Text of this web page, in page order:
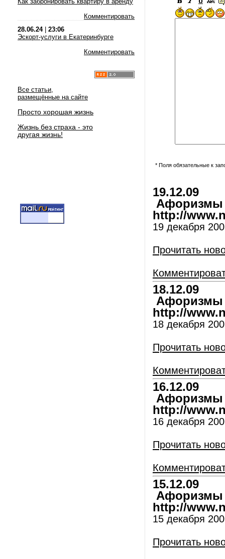
Комментировать
28.06.24| 23:06
Эскорт-услуги в Екатеринбурге
Комментировать
Все статьи,
размещённые на сайте
Просто хорошая жизнь
Жизнь без страха - это
другая жизнь!
* Поля обязательные к
19.12.09
Афоризмы
http://
19 декабря
Прочитать
18.12.09
Афоризмы
http://
18 декабря
Прочитать
16.12.09
Афоризмы
http://
16 декабря
Прочитать
15.12.09
Афоризмы
http://
15 декабря
Прочитать